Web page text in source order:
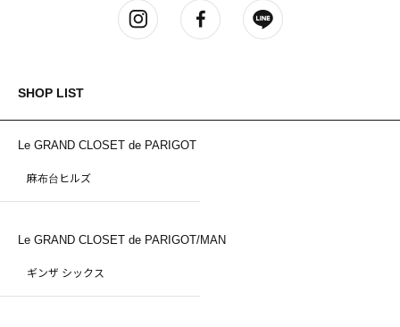
SHOP LIST
Le GRAND CLOSET de PARIGOT
麻布台ヒルズ
Le GRAND CLOSET de PARIGOT/MAN
ギンザ シックス